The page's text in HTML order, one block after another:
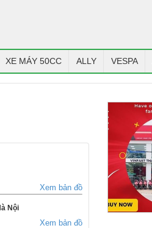
XE MÁY 50CC ALLY VESPA
Xem bản đồ
Nội
Xem bản đồ